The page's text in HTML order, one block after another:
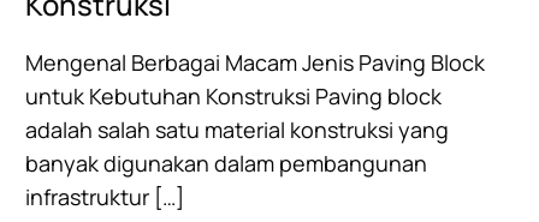
Mengenal Berbagai Macam Jenis Paving Block
untuk Kebutuhan Konstruksi Paving block
adalah salah satu material konstruksi yang
banyak digunakan dalam pembangunan
infrastruktur […]